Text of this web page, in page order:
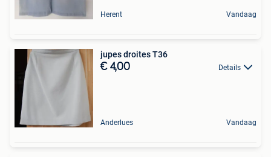
Herent Vandaag
jupes droites T36
€ 4,00 Details
Anderlues Vandaag